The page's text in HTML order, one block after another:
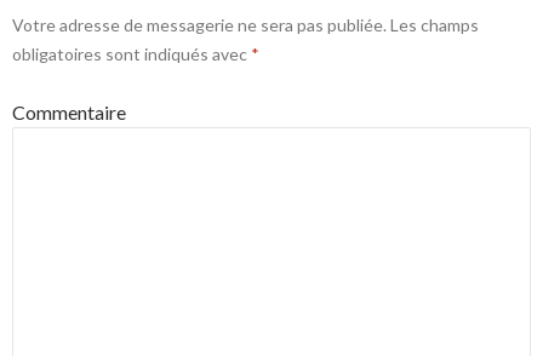
Votre adresse de messagerie ne sera pas publiée. Les champs
obligatoires sont indiqués avec *
Commentaire